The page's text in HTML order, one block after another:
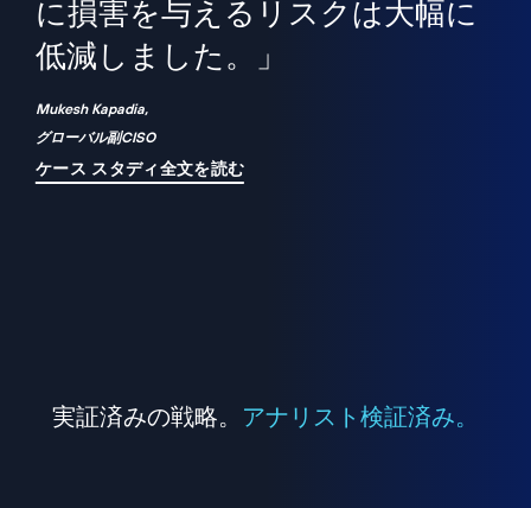
に損害を与えるリスクは大幅に
低減しました。」
Mukesh Kapadia,
グローバル副CISO
ケース スタディ全文を読む
実証済みの戦略。 アナリスト検証済み。